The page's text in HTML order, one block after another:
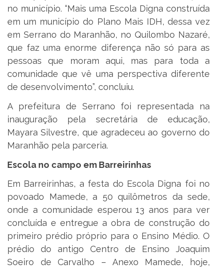
no município. “Mais uma Escola Digna construída
em um município do Plano Mais IDH, dessa vez
em Serrano do Maranhão, no Quilombo Nazaré,
que faz uma enorme diferença não só para as
pessoas que moram aqui, mas para toda a
comunidade que vê uma perspectiva diferente
de desenvolvimento”, concluiu.
A prefeitura de Serrano foi representada na
inauguração pela secretária de educação,
Mayara Silvestre, que agradeceu ao governo do
Maranhão pela parceria.
Escola no campo em Barreirinhas
Em Barreirinhas, a festa do Escola Digna foi no
povoado Mamede, a 50 quilômetros da sede,
onde a comunidade esperou 13 anos para ver
concluída e entregue a obra de construção do
primeiro prédio próprio para o Ensino Médio. O
prédio do antigo Centro de Ensino Joaquim
Soeiro de Carvalho – Anexo Mamede, hoje,